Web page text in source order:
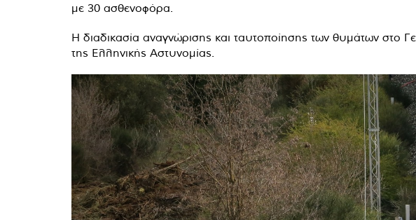
με 30 ασθενοφόρα.
Η διαδικασία αναγνώρισης και ταυτοποίησης των θυμάτων στο
της Ελληνικής Αστυνομίας.